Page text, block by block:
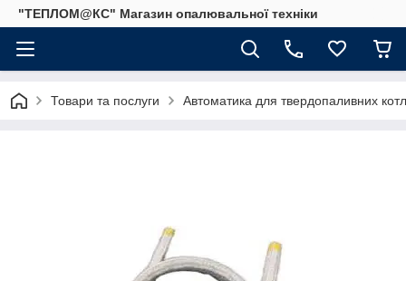
"ТЕПЛОМ@КС" Магазин опалювальної техніки
Товари та послуги Автоматика для твердопаливних